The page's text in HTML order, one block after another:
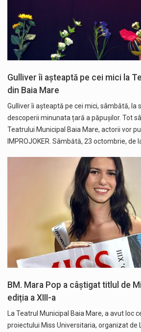
Gulliver îi așteaptă pe cei mici la
din Baia Mare
Gulliver îi așteaptă pe cei mici, sâmbătă, la
descoperii minunata țară a păpușilor. Tot
Teatrului Municipal Baia Mare, actorii vor
IMPROJOKER. Sâmbătă, 23 octombrie, de
BM. Mara Pop a câștigat titlul de
ediția a XIII-a
La Teatrul Municipal Baia Mare, a avut loc
proiectului Miss Universitaria, organizat de